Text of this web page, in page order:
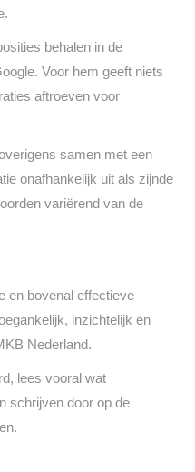
behalen in de
Voor hem geeft niets
aftroeven voor
samen met een
onafhankelijk uit als zijnde
variërend van de
en bovenal effectieve
inzichtelijk en
Nederland.
lees vooral wat
schrijven door op de